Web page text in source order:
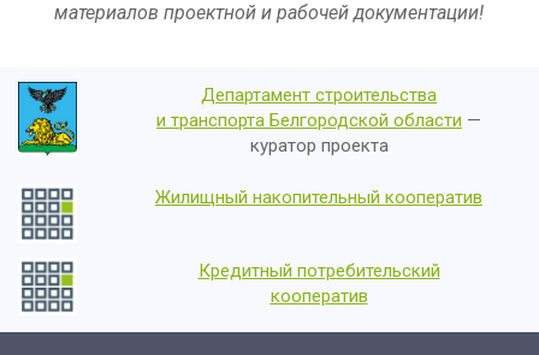
материалов проектной и рабочей документации!
Департамент строительства
и транспорта Белгородской области —
куратор проекта
Жилищный накопительный кооператив
Кредитный потребительский
кооператив